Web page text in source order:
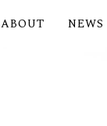
ABOUT NEWS